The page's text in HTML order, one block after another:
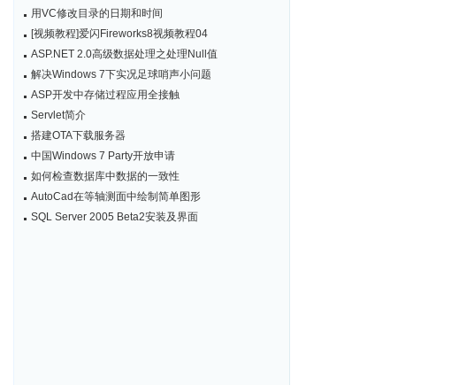
用VC修改目录的日期和时间
[视频教程]爱闪Fireworks8视频教程04
ASP.NET 2.0高级数据处理之处理Null值
解决Windows 7下实况足球哨声小问题
ASP开发中存储过程应用全接触
Servlet简介
搭建OTA下载服务器
中国Windows 7 Party开放申请
如何检查数据库中数据的一致性
AutoCad在等轴测面中绘制简单图形
SQL Server 2005 Beta2安装及界面